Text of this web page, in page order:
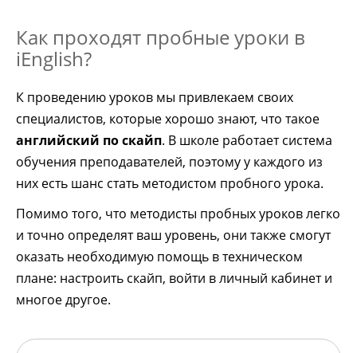
Как проходят пробные уроки в
iEnglish?
К проведению уроков мы привлекаем своих
специалистов, которые хорошо знают, что такое
английский по скайп. В школе работает система
обучения преподавателей, поэтому у каждого из
них есть шанс стать методистом пробного урока.
Помимо того, что методисты пробных уроков легко
и точно определят ваш уровень, они также смогут
оказать необходимую помощь в техническом
плане: настроить скайп, войти в личный кабинет и
многое другое.